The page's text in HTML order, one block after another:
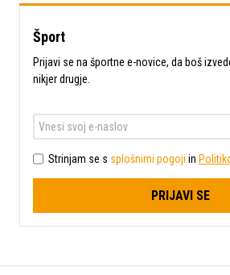
Šport
Prijavi se na športne e-novice, da boš
nikjer drugje.
Strinjam se s splošnimi pogoji in
PRIJAVI SE